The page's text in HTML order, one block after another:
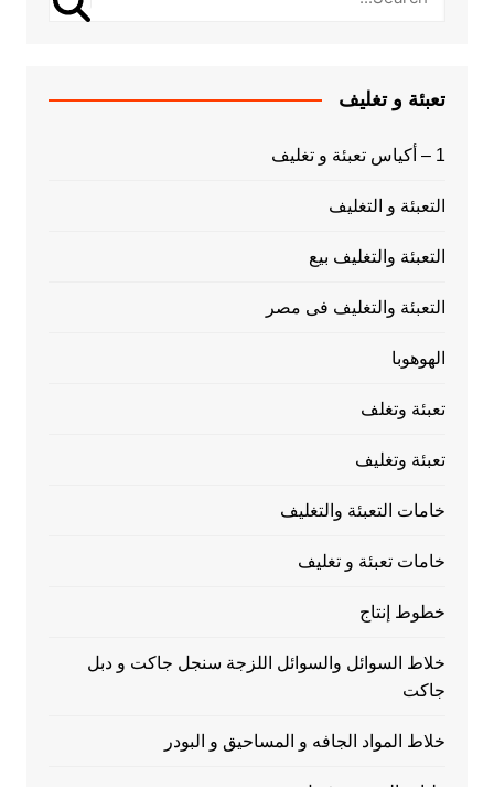
تعبئة و تغليف
1 – أكياس تعبئة و تغليف
التعبئة و التغليف
التعبئة والتغليف بيع
التعبئة والتغليف فى مصر
الهوهوبا
تعبئة وتغلف
تعبئة وتغليف
خامات التعبئة والتغليف
خامات تعبئة و تغليف
خطوط إنتاج
خلاط السوائل والسوائل اللزجة سنجل جاكت و دبل
جاكت
خلاط المواد الجافه و المساحيق و البودر